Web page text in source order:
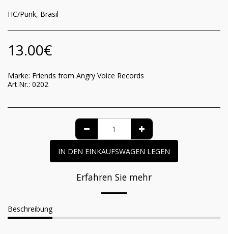
HC/Punk, Brasil
13.00€
Marke: Friends from Angry Voice Records
Art.Nr.: 0202
IN DEN EINKAUFSWAGEN LEGEN
Erfahren Sie mehr
Beschreibung